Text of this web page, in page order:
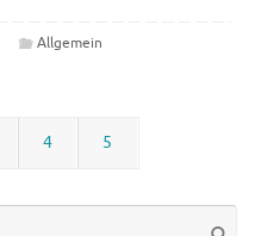
Allgemein
4 5